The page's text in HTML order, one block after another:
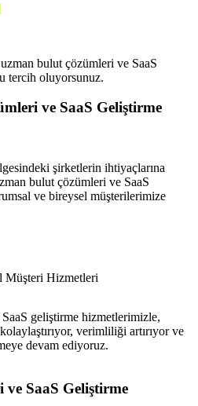
bulut çözümleri ve SaaS
tercih oluyorsunuz.
ve SaaS Geliştirme
şirketlerin ihtiyaçlarına
bulut çözümleri ve SaaS
ve bireysel müşterilerimize
Müşteri Hizmetleri
geliştirme hizmetlerimizle,
verimliliği artırıyor ve
devam ediyoruz.
SaaS Geliştirme